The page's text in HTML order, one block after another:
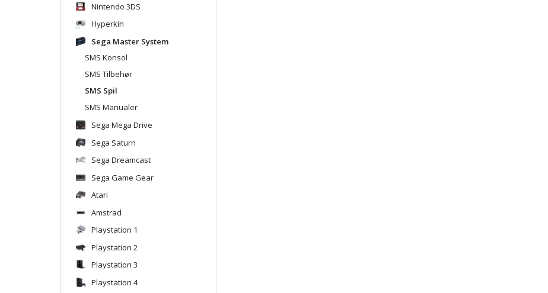
Nintendo 3DS
Hyperkin
Sega Master System
SMS Konsol
SMS Tilbehør
SMS Spil
SMS Manualer
Sega Mega Drive
Sega Saturn
Sega Dreamcast
Sega Game Gear
Atari
Amstrad
Playstation 1
Playstation 2
Playstation 3
Playstation 4